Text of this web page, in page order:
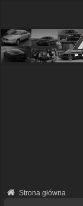
Strona główna